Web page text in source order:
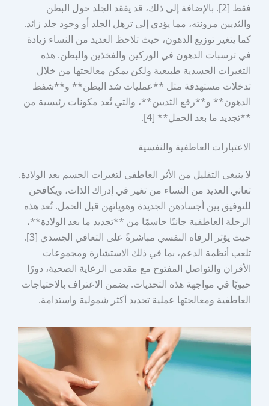
فقط [2]. بالإضافة إلى ذلك، قد يفقد الجلد حول البطن
والثديين مرونته، مما يؤدي إلى ترهل الجلد أو وجود جلد زائد.
كما يتغير توزيع الدهون، حيث تلاحظ العديد من النساء زيادة
في ترسبات الدهون في الوركين والفخذين والبطن. هذه
التغيرات الجسدية طبيعية ولكن يمكن معالجتها من خلال
تدخلات مستهدفة مثل **عمليات شد البطن** و**شفط
الدهون** و**رفع الثديين**، والتي تُعد مكونات رئيسية من
**تجديد ما بعد الحمل** [4].
الاعتبارات العاطفية والنفسية
لا ينبغي التقليل من الأثر العاطفي لتغيرات الجسم بعد الولادة.
تعاني العديد من النساء من تغير في إدراك الذات، ويكافحن
للتوفيق بين أجسادهن الجديدة وهوياتهن قبل الحمل. تُعد هذه
الرحلة العاطفية جانبًا حاسمًا من **تجديد ما بعد الولادة**،
حيث يؤثر الرفاه النفسي مباشرةً على التعافي الجسدي [3].
تلعب أنظمة الدعم، بما في ذلك الاستشارة ومجموعات
الأقران والتواصل المفتوح مع مقدمي الرعاية الصحية، دورًا
حيويًا في مواجهة هذه التحديات. يضمن الاعتراف بالاحتياجات
العاطفية ومعالجتها عملية تجديد أكثر شمولية واستدامة.